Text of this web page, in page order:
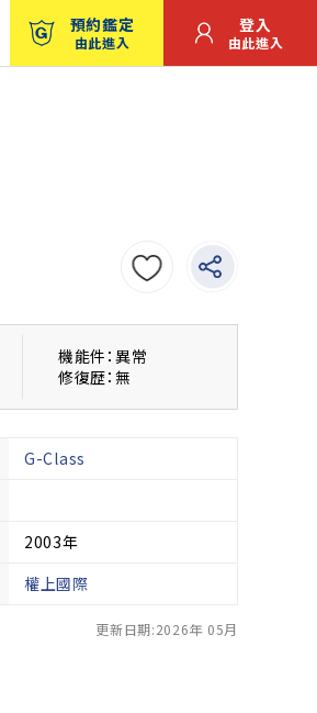
預約鑑定
由此進入
登入
由此進入
機能件：異常
修復歴：無
G-Class
2003年
權上國際
更新日期:2026年 05月